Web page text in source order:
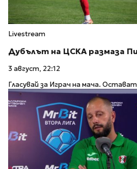
Livestream
Дубълът на ЦСКА размаза
3 август, 22:12
Гласувай за Играч на мача.